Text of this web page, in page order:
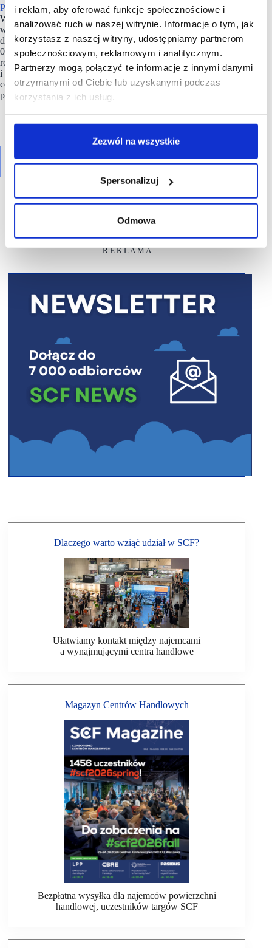
i reklam, aby oferować funkcje społecznościowe i
analizować ruch w naszej witrynie. Informacje o tym, jak
korzystasz z naszej witryny, udostępniamy partnerom
społecznościowym, reklamowym i analitycznym.
Partnerzy mogą połączyć te informacje z innymi danymi
otrzymanymi od Ciebie lub uzyskanymi podczas
korzystania z ich usług.
Zezwól na wszystkie
Spersonalizuj
Odmowa
Polskaidą inwestycje w odpowiednie zaplecze logistyczne.
W 2025 sieć ogłosiła podjęcie kolejnego strategicznego kroku
w tym zakresie, jakim jest budowa trzeciego centrum
dystrybucyjnego w Emilianowie. Magazyn o powierzchni 43
000 m² zostanie oddany do użytku w pierwszym kwartale 2026
roku i znacząco usprawni dostawy do sklepów w centralnej
i północno-wschodniej Polsce. W związku z uruchomieniem
centrum, ALDI planuje stworzenie prawie 150 nowych miejsc
pracy.
R E K L A M A
Dlaczego warto wziąć udział w SCF?
Ułatwiamy kontakt między najemcami
a wynajmującymi centra handlowe
Magazyn Centrów Handlowych
Bezpłatna wysyłka dla najemców powierzchni
handlowej, uczestników targów SCF